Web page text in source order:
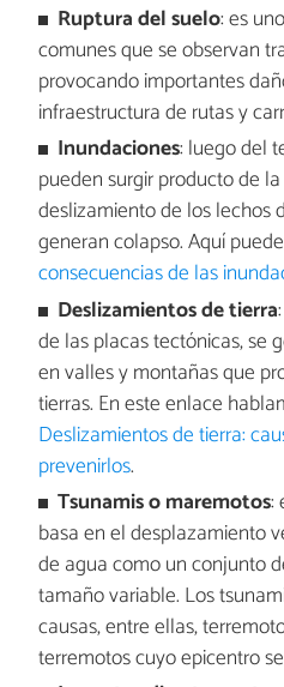
Ruptura del suelo: es
comunes que se observan
provocando importantes
infraestructura de rutas y
Inundaciones: luego del
pueden surgir producto de
deslizamiento de los lechos
generan colapso. Aquí
consecuencias de las
Deslizamientos de tierra
de las placas tectónicas, se
en valles y montañas que
tierras. En este enlace
Deslizamientos de tierra:
prevenirlos.
Tsunamis o maremotos:
basa en el desplazamiento
de agua como un conjunto
tamaño variable. Los
causas, entre ellas,
terremotos cuyo epicentro